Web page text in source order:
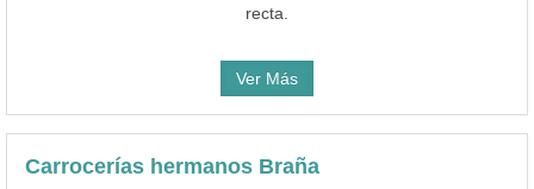
recta.
Ver Más
Carrocerías hermanos Braña